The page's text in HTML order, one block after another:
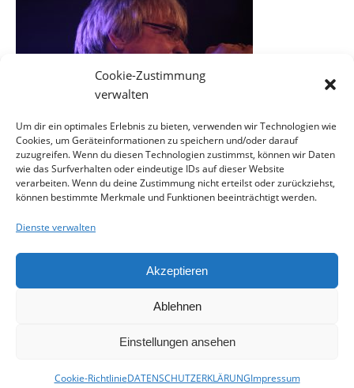
Cookie-Zustimmung
verwalten
Um dir ein optimales Erlebnis zu bieten, verwenden wir Technologien wie
Cookies, um Geräteinformationen zu speichern und/oder darauf
zuzugreifen. Wenn du diesen Technologien zustimmst, können wir Daten
wie das Surfverhalten oder eindeutige IDs auf dieser Website
verarbeiten. Wenn du deine Zustimmung nicht erteilst oder zurückziehst,
können bestimmte Merkmale und Funktionen beeinträchtigt werden.
Dienste verwalten
Akzeptieren
Ablehnen
Einstellungen ansehen
Cookie-RichtlinieDATENSCHUTZERKLÄRUNGImpressum
EINE ANTWORT SCHREIBEN
Du musstangemeldetsein, um einen Kommentar
abzugeben.
WP Royal